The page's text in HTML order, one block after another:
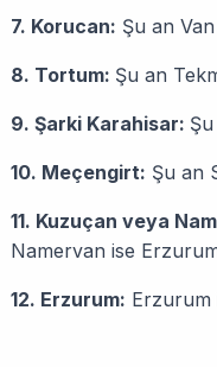
7. Korucan: Şu an
8. Tortum: Şu an
9. Şarki Karahisar:
10. Meçengirt: Şu an
11. Kuzuçan veya
Namervan ise
12. Erzurum: Erzurum